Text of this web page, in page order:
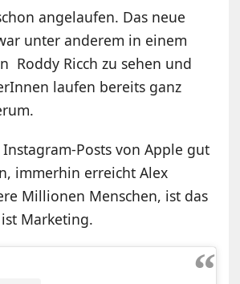
angelaufen. Das neue
unter anderem in einem
Roddy Ricch zu sehen und
laufen bereits ganz
Posts von Apple gut
immerhin erreicht Alex
Millionen Menschen, ist das
Marketing.